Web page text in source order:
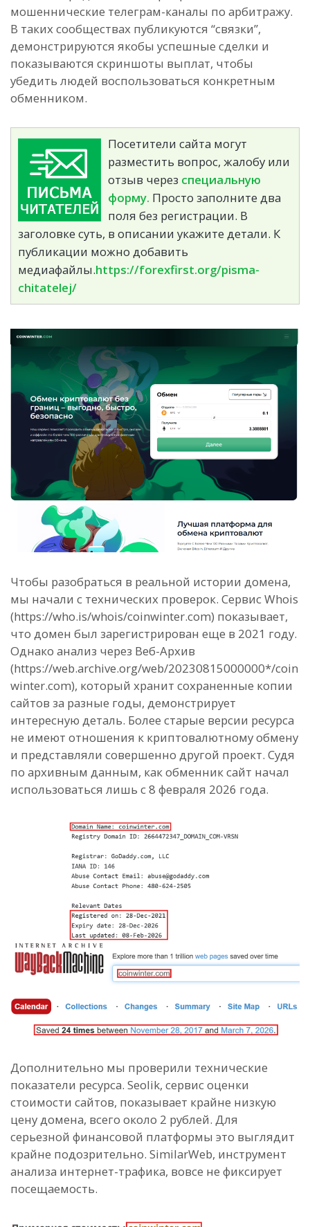
мошеннические телеграм-каналы по арбитражу.
В таких сообществах публикуются “связки”,
демонстрируются якобы успешные сделки и
показываются скриншоты выплат, чтобы
убедить людей воспользоваться конкретным
обменником.
Посетители сайта могут
разместить вопрос, жалобу или
отзыв через специальную
форму. Просто заполните два
поля без регистрации. В
заголовке суть, в описании укажите детали. К
публикации можно добавить
медиафайлы.https://forexfirst.org/pisma-
chitatelej/
Чтобы разобраться в реальной истории домена,
мы начали с технических проверок. Сервис Whois
(https://who.is/whois/coinwinter.com) показывает,
что домен был зарегистрирован еще в 2021 году.
Однако анализ через Веб-Архив
(https://web.archive.org/web/20230815000000*/coin
winter.com), который хранит сохраненные копии
сайтов за разные годы, демонстрирует
интересную деталь. Более старые версии ресурса
не имеют отношения к криптовалютному обмену
и представляли совершенно другой проект. Судя
по архивным данным, как обменник сайт начал
использоваться лишь с 8 февраля 2026 года.
Дополнительно мы проверили технические
показатели ресурса. Seolik, сервис оценки
стоимости сайтов, показывает крайне низкую
цену домена, всего около 2 рублей. Для
серьезной финансовой платформы это выглядит
крайне подозрительно. SimilarWeb, инструмент
анализа интернет-трафика, вовсе не фиксирует
посещаемость.